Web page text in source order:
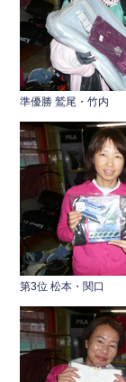
準優勝 鷲尾・竹内
第3位 松本・関口